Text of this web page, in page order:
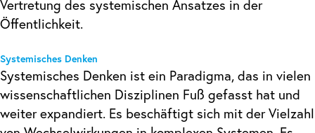
Vertretung des systemischen Ansatzes in der
Öffentlichkeit.
Systemisches Denken
Systemisches Denken ist ein Paradigma, das in vielen
wissenschaftlichen Disziplinen Fuß gefasst hat und
weiter expandiert. Es beschäftigt sich mit der Vielzahl